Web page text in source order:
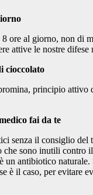
ore al giorno, non di
attive le nostre difese
cioccolato
principio attivo
fai da te
senza il consiglio del
che sono inutili contro
un antibiotico naturale.
è il caso, per evitare